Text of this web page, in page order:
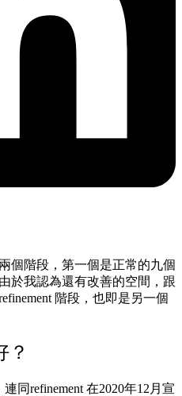
個階段，第一個是正常的九個
於我認為還有改善的空間，跟
階段，也即是另一個
？
同refinement 在2020年12月宣